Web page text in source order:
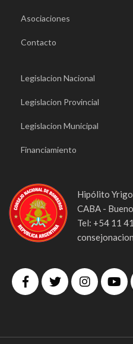
Asociaciones
Contacto
Legislacion Nacional
Legislacion Provincial
Legislacion Municipal
Financiamiento
Hipólito
CABA -
Tel: +54 11